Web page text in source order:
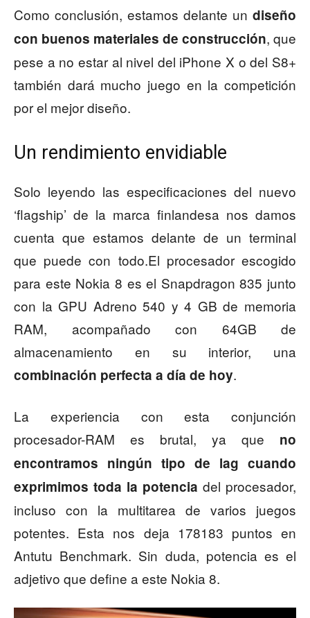
Como conclusión, estamos delante un diseño
con buenos materiales de construcción, que
pese a no estar al nivel del iPhone X o del S8+
también dará mucho juego en la competición
por el mejor diseño.
Un rendimiento envidiable
Solo leyendo las especificaciones del nuevo
‘flagship’ de la marca finlandesa nos damos
cuenta que estamos delante de un terminal
que puede con todo.El procesador escogido
para este Nokia 8 es el Snapdragon 835 junto
con la GPU Adreno 540 y 4 GB de memoria
RAM, acompañado con 64GB de
almacenamiento en su interior, una
combinación perfecta a día de hoy.
La experiencia con esta conjunción
procesador-RAM es brutal, ya que no
encontramos ningún tipo de lag cuando
exprimimos toda la potencia del procesador,
incluso con la multitarea de varios juegos
potentes. Esta nos deja 178183 puntos en
Antutu Benchmark. Sin duda, potencia es el
adjetivo que define a este Nokia 8.